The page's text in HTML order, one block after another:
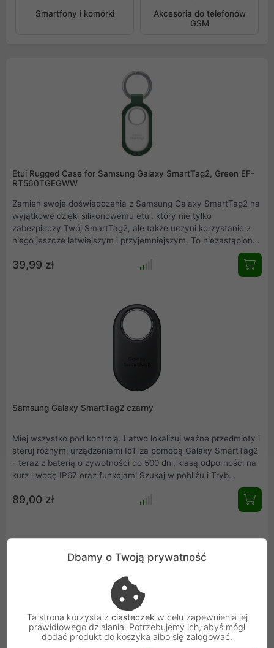
Smartfony i komórki
Akcesoria do telefonów
GSM
Etui Rugged Case for Samsung Galaxy SmartTag2, Green EF-
RT560TGEGWW
Zamień swoje doświadczenia z Samsung Galaxy SmartTag2 na
wyjątkowe dzięki silikonowemu etui, który nie tylko
zabezpieczy Twój SmartTag2, ale także uczyni korzystanie z
niego jeszcze łatwiejszym i przyjemniejszym. To niezastąpione
swojego urządzenia.
39,99 zł
Samsung Galaxy SmartTag2 czarny
Miej wszystko pod kontrolą. Łatwo lokalizuj ważne przedmioty i
steruj różnymi urządzeniami IoT za pomocą Galaxy SmartTag2
- teraz z baterią o żywotności do 500 dni, klasą odporności na
kurz i wodę IP67 oraz funkcjami Szukaj w pobliżu i Tryb
Zgubione urządzenie, które ułatwiają intuicyjne wyszukiwanie.
89,00 zł
Samsung Galaxy SmartTag2 biały
Dbamy o Twoją prywatność
Ta strona korzysta z ciasteczek w celu zapewnienia jej
prawidłowego działania. Potrzebujemy ich, abyś mógł
dodać produkt do koszyka albo się zalogować.